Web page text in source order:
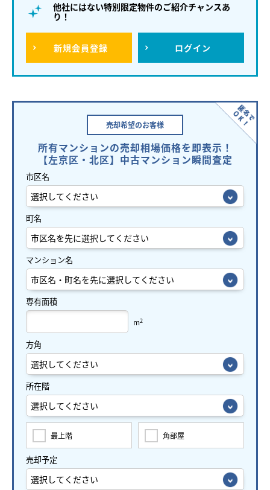
他社にはない特別限定物件のご紹介チャンスあ
り！
新規会員登録 ログイン
売却希望のお客様
所有マンションの売却相場価格を即表示！
【左京区・北区】中古マンション瞬間査定
市区名
町名
マンション名
専有面積
m2
方角
所在階
最上階 角部屋
売却予定